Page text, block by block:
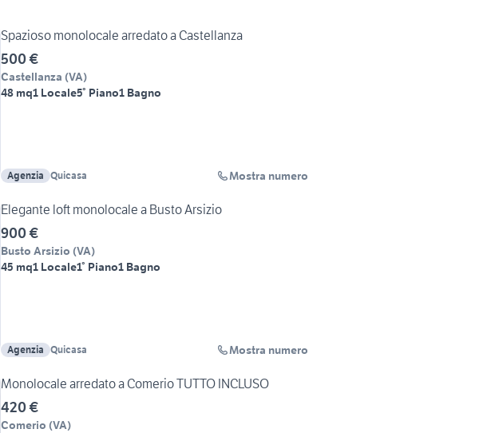
Spazioso monolocale arredato a Castellanza
500 €
Castellanza (VA)
48 mq1 Locale5° Piano1 Bagno
Agenzia Quicasa Mostra numero
Elegante loft monolocale a Busto Arsizio
900 €
Busto Arsizio (VA)
45 mq1 Locale1° Piano1 Bagno
Agenzia Quicasa Mostra numero
Monolocale arredato a Comerio TUTTO INCLUSO
420 €
Comerio (VA)